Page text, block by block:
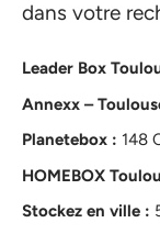
dans votre
Leader Box
Annexx –
Planetebox : 148
HOMEBOX
Stockez en ville :